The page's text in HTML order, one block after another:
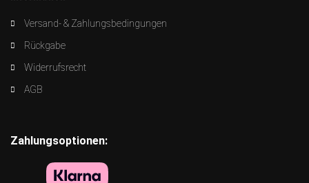
Versand- & Zahlungsbedingungen
Rückgabe
Widerrufsrecht
AGB
Zahlungsoptionen: